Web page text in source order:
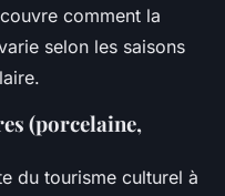
comment la
selon les saisons
(porcelaine,
du tourisme culturel à